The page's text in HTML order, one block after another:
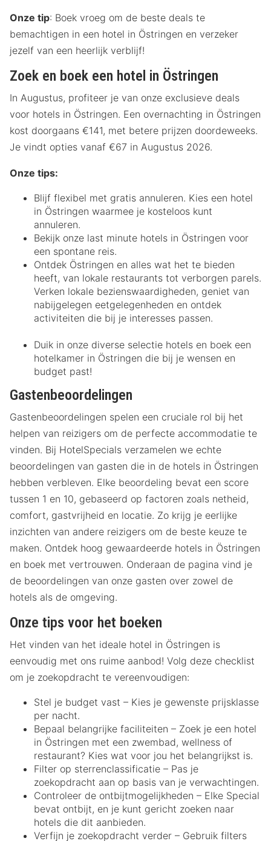
Onze tip: Boek vroeg om de beste deals te
bemachtigen in een hotel in Östringen en verzeker
jezelf van een heerlijk verblijf!
Zoek en boek een hotel in Östringen
In Augustus, profiteer je van onze exclusieve deals
voor hotels in Östringen. Een overnachting in Östringen
kost doorgaans €141, met betere prijzen doordeweeks.
Je vindt opties vanaf €67 in Augustus 2026.
Onze tips:
Blijf flexibel met gratis annuleren. Kies een hotel
in Östringen waarmee je kosteloos kunt
annuleren.
Bekijk onze last minute hotels in Östringen voor
een spontane reis.
Ontdek Östringen en alles wat het te bieden
heeft, van lokale restaurants tot verborgen parels.
Verken lokale bezienswaardigheden, geniet van
nabijgelegen eetgelegenheden en ontdek
activiteiten die bij je interesses passen.
Duik in onze diverse selectie hotels en boek een
hotelkamer in Östringen die bij je wensen en
budget past!
Gastenbeoordelingen
Gastenbeoordelingen spelen een cruciale rol bij het
helpen van reizigers om de perfecte accommodatie te
vinden. Bij HotelSpecials verzamelen we echte
beoordelingen van gasten die in de hotels in Östringen
hebben verbleven. Elke beoordeling bevat een score
tussen 1 en 10, gebaseerd op factoren zoals netheid,
comfort, gastvrijheid en locatie. Zo krijg je eerlijke
inzichten van andere reizigers om de beste keuze te
maken. Ontdek hoog gewaardeerde hotels in Östringen
en boek met vertrouwen. Onderaan de pagina vind je
de beoordelingen van onze gasten over zowel de
hotels als de omgeving.
Onze tips voor het boeken
Het vinden van het ideale hotel in Östringen is
eenvoudig met ons ruime aanbod! Volg deze checklist
om je zoekopdracht te vereenvoudigen:
Stel je budget vast – Kies je gewenste prijsklasse
per nacht.
Bepaal belangrijke faciliteiten – Zoek je een hotel
in Östringen met een zwembad, wellness of
restaurant? Kies wat voor jou het belangrijkst is.
Filter op sterrenclassificatie – Pas je
zoekopdracht aan op basis van je verwachtingen.
Controleer de ontbijtmogelijkheden – Elke Special
bevat ontbijt, en je kunt gericht zoeken naar
hotels die dit aanbieden.
Verfijn je zoekopdracht verder – Gebruik filters